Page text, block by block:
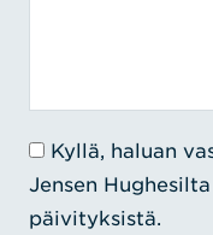
Kyllä, haluan
Jensen
päivityksistä.